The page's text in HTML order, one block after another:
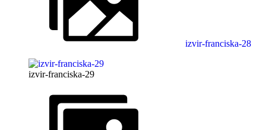
izvir-franciska-28
izvir-franciska-29